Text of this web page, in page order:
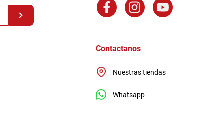
Contactanos
Nuestras tiendas
Whatsapp